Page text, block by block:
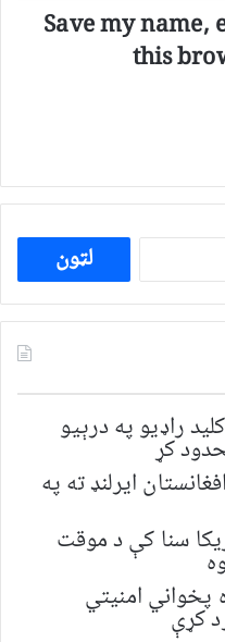
Save my
this
ددی
لپاره
لټون:
راډیو په درېیو
کړ
ایرلنډ ته په
سنا کې د موقت
امنیتي
کړې